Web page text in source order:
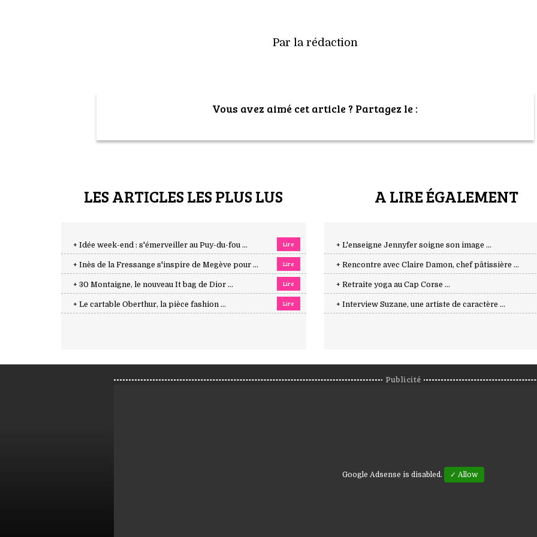
Par la rédaction
Vous avez aimé cet article ? Partagez le :
LES ARTICLES LES PLUS LUS
+ Idée week-end : s'émerveiller au Puy-du-fou ... Lire
+ Inès de la Fressange s'inspire de Megève pour ... Lire
+ 30 Montaigne, le nouveau It bag de Dior ... Lire
+ Le cartable Oberthur, la pièce fashion ... Lire
A LIRE ÉGALEMENT
+ L'enseigne Jennyfer soigne son image ...
+ Rencontre avec Claire Damon, chef pâtissière ...
+ Retraite yoga au Cap Corse ...
+ Interview Suzane, une artiste de caractère ...
Publicité
Google Adsense is disabled. ✓ Allow